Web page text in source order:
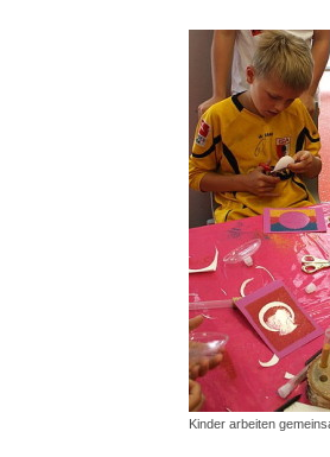
Kinder arbeiten